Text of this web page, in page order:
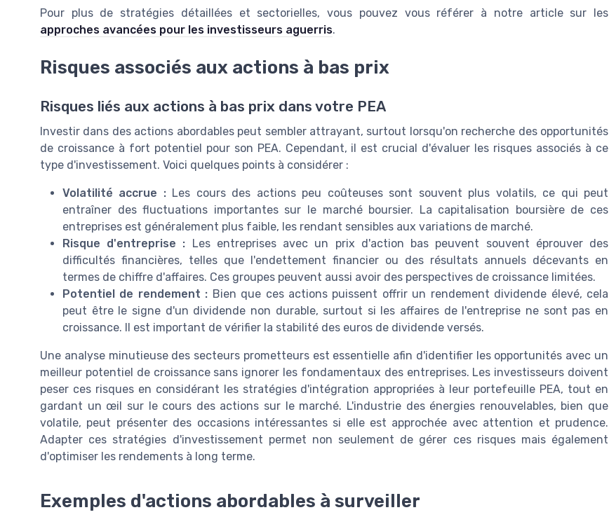
Pour plus de stratégies détaillées et sectorielles, vous pouvez vous référer à notre article sur les
approches avancées pour les investisseurs aguerris.
Risques associés aux actions à bas prix
Risques liés aux actions à bas prix dans votre PEA
Investir dans des actions abordables peut sembler attrayant, surtout lorsqu'on recherche des opportunités
de croissance à fort potentiel pour son PEA. Cependant, il est crucial d'évaluer les risques associés à ce
type d'investissement. Voici quelques points à considérer :
Volatilité accrue :Les cours des actions peu coûteuses sont souvent plus volatils, ce qui peut
entraîner des fluctuations importantes sur le marché boursier. La capitalisation boursière de ces
entreprises est généralement plus faible, les rendant sensibles aux variations de marché.
Risque d'entreprise : Les entreprises avec un prix d'action bas peuvent souvent éprouver des
difficultés financières, telles que l'endettement financier ou des résultats annuels décevants en
termes de chiffre d'affaires. Ces groupes peuvent aussi avoir des perspectives de croissance limitées.
Potentiel de rendement : Bien que ces actions puissent offrir un rendement dividende élevé, cela
peut être le signe d'un dividende non durable, surtout si les affaires de l'entreprise ne sont pas en
croissance. Il est important de vérifier la stabilité des euros de dividende versés.
Une analyse minutieuse des secteurs prometteurs est essentielle afin d'identifier les opportunités avec un
meilleur potentiel de croissance sans ignorer les fondamentaux des entreprises. Les investisseurs doivent
peser ces risques en considérant les stratégies d'intégration appropriées à leur portefeuille PEA, tout en
gardant un œil sur le cours des actions sur le marché. L'industrie des énergies renouvelables, bien que
volatile, peut présenter des occasions intéressantes si elle est approchée avec attention et prudence.
Adapter ces stratégies d'investissement permet non seulement de gérer ces risques mais également
d'optimiser les rendements à long terme.
Exemples d'actions abordables à surveiller